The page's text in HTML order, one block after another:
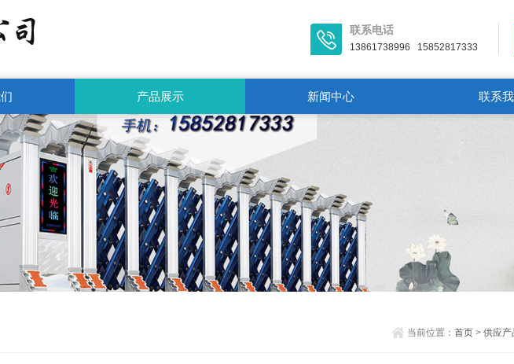
联系电话
13861738996 15852817333
产品展示 新闻中心 联系
当前位置： 首页> 供应产